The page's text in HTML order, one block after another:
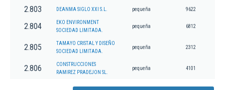
2.803 DEANMA SIGLO XXI S.L. pequeña 9622
2.804
EKO ENVIRONMENT
SOCIEDAD LIMITADA.
pequeña 6812
2.805
TAMAYO CRISTAL Y DISEÑO
SOCIEDAD LIMITADA.
pequeña 2312
2.806
CONSTRUCCIONES
RAMIREZ PRADEJON SL.
pequeña 4101